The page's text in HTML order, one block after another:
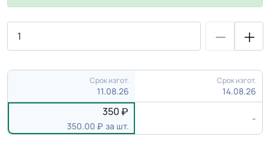
Срок изгот.
11.08.26
Срок изгот.
14.08.26
350
350.00 за шт.
-